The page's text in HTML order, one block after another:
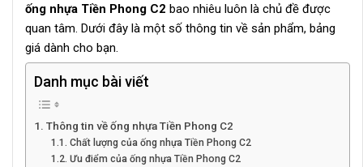
ống nhựa Tiền Phong C2 bao nhiêu luôn là chủ đề được
quan tâm. Dưới đây là một số thông tin về sản phẩm, bảng
giá dành cho bạn.
Danh mục bài viết
Thông tin về ống nhựa Tiền Phong C2
Chất lượng của ống nhựa Tiền Phong C2
Ưu điểm của ống nhựa Tiền Phong C2